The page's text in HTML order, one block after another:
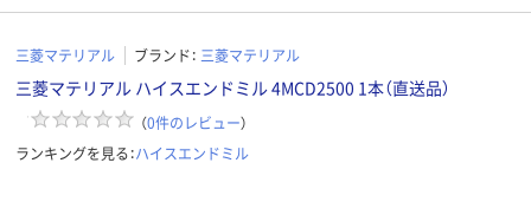
三菱マテリアル ブランド： 三菱マテリアル
三菱マテリアル ハイスエンドミル 4MCD2500 1本（直送品）
（0件のレビュー）
ランキングを見る：ハイスエンドミル